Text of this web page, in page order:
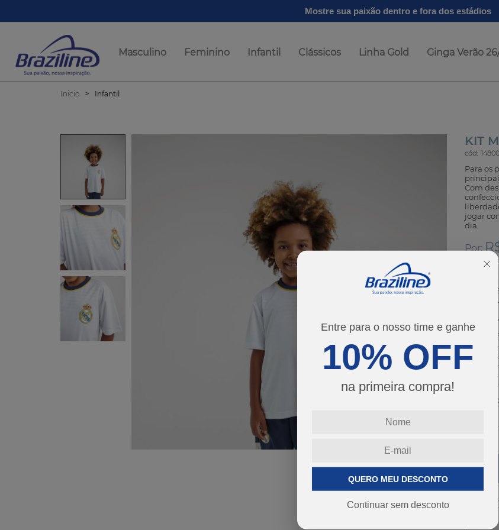
Entre para o nosso time e ganhe
10% OFF
na primeira compra!
QUERO MEU DESCONTO
Continuar sem desconto
Mostre sua paixão dentro e fora dos estádios
Masculino Feminino Infantil Clássicos Linha Gold Ginga Verão
Inicio Infantil
KIT
cód:
Para os
Com
jogar
dia.
Por:
de
2
Guia